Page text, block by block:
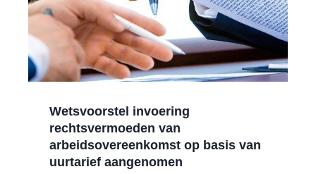
Wetsvoorstel invoering
rechtsvermoeden van
arbeidsovereenkomst op basis van
uurtarief aangenomen